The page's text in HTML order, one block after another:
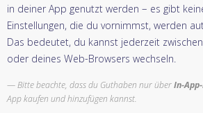
in deiner App genutzt werden – es gibt
Einstellungen, die du vornimmst, werden
Das bedeutet, du kannst jederzeit
oder deines Web-Browsers wechseln.
Bitte beachte, dass du Guthaben nur überIn-
App kaufen und hinzufügen kannst.